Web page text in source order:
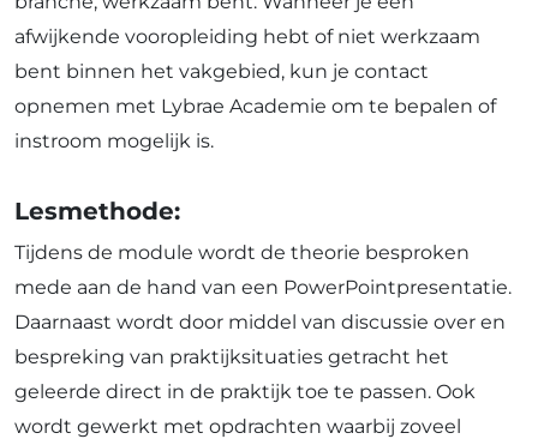
afwijkende vooropleiding hebt of niet werkzaam
bent binnen het vakgebied, kun je contact
opnemen met Lybrae Academie om te bepalen of
instroom mogelijk is.
Lesmethode:
Tijdens de module wordt de theorie besproken
mede aan de hand van een PowerPointpresentatie.
Daarnaast wordt door middel van discussie over en
bespreking van praktijksituaties getracht het
geleerde direct in de praktijk toe te passen. Ook
wordt gewerkt met opdrachten waarbij zoveel